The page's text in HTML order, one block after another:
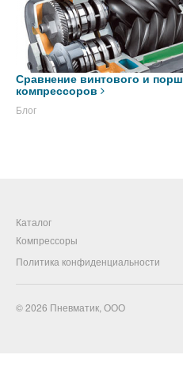
Сравнение винтового и
компрессоров
Блог
Каталог
Компрессоры
Политика конфиденциальности
© 2026 Пневматик, ООО